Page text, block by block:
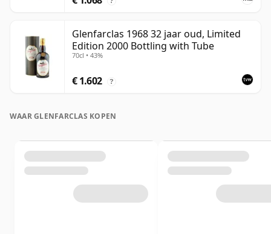
Glenfarclas 1968 32 jaar oud, Limited
Edition 2000 Bottling with Tube
70cl • 43%
€ 1.602 ?
WAAR GLENFARCLAS KOPEN